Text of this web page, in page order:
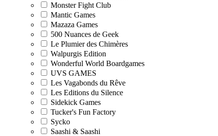
Monster Fight Club
Mantic Games
Mazaza Games
500 Nuances de Geek
Le Plumier des Chimères
Walpurgis Edition
Wonderful World Boardgames
UVS GAMES
Les Vagabonds du Rêve
Les Editions du Silence
Sidekick Games
Tucker's Fun Factory
Sycko
Saashi & Saashi